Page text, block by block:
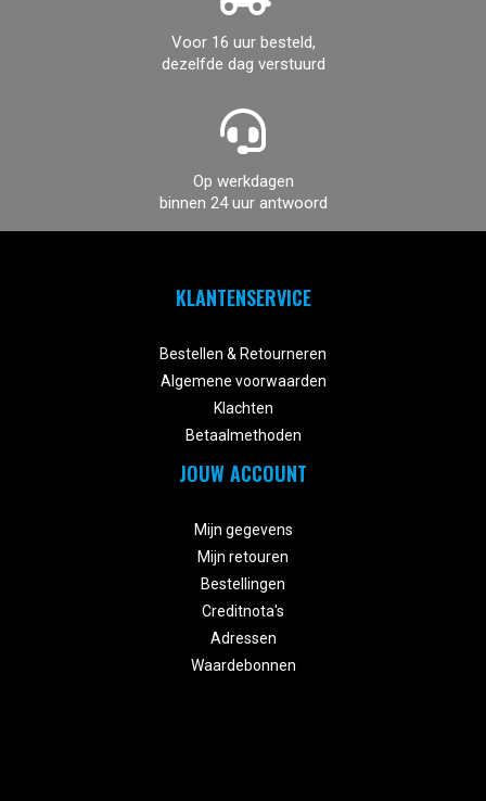
Voor 16 uur besteld,
dezelfde dag verstuurd
Op werkdagen
binnen 24 uur antwoord
KLANTENSERVICE
Bestellen & Retourneren
Algemene voorwaarden
Klachten
Betaalmethoden
JOUW ACCOUNT
Mijn gegevens
Mijn retouren
Bestellingen
Creditnota's
Adressen
Waardebonnen